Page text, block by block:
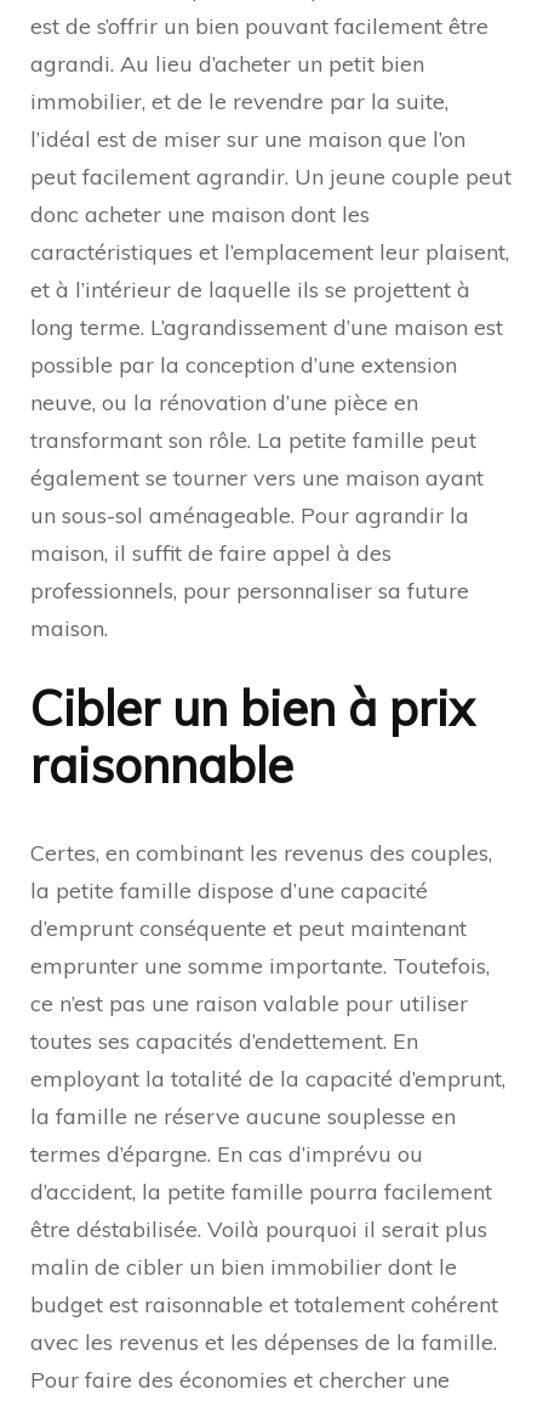
est de s’offrir un bien pouvant facilement être
agrandi. Au lieu d’acheter un petit bien
immobilier, et de le revendre par la suite,
l’idéal est de miser sur une maison que l’on
peut facilement agrandir. Un jeune couple peut
donc acheter une maison dont les
caractéristiques et l’emplacement leur plaisent,
et à l’intérieur de laquelle ils se projettent à
long terme. L’agrandissement d’une maison est
possible par la conception d’une extension
neuve, ou la rénovation d’une pièce en
transformant son rôle. La petite famille peut
également se tourner vers une maison ayant
un sous-sol aménageable. Pour agrandir la
maison, il suffit de faire appel à des
professionnels, pour personnaliser sa future
maison.
Cibler un bien à prix
raisonnable
Certes, en combinant les revenus des couples,
la petite famille dispose d’une capacité
d’emprunt conséquente et peut maintenant
emprunter une somme importante. Toutefois,
ce n’est pas une raison valable pour utiliser
toutes ses capacités d’endettement. En
employant la totalité de la capacité d’emprunt,
la famille ne réserve aucune souplesse en
termes d’épargne. En cas d’imprévu ou
d’accident, la petite famille pourra facilement
être déstabilisée. Voilà pourquoi il serait plus
malin de cibler un bien immobilier dont le
budget est raisonnable et totalement cohérent
avec les revenus et les dépenses de la famille.
Pour faire des économies et chercher une